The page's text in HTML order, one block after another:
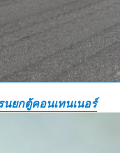
นยกตู้คอนเทนเนอร์